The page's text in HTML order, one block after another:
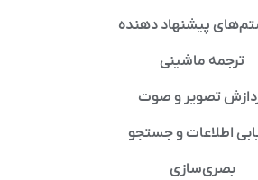
پیشنهاد دهنده
ترجمه ماشینی
تصویر و صوت
اطلاعات و جستجو
بصری‌سازی